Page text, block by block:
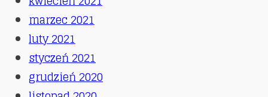
marzec 2021
luty 2021
styczeń 2021
grudzień 2020